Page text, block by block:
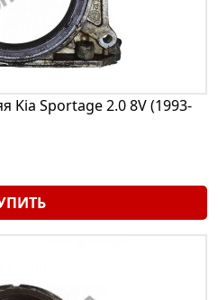
Kia Sportage 2.0 8V (1993-